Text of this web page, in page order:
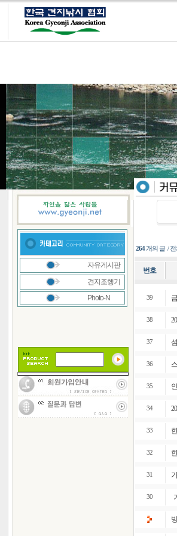
264개의 글 / 전
번호
39
38
37
36
35
34
33
32
31
30
자유게시판
견지조행기
Photo-N